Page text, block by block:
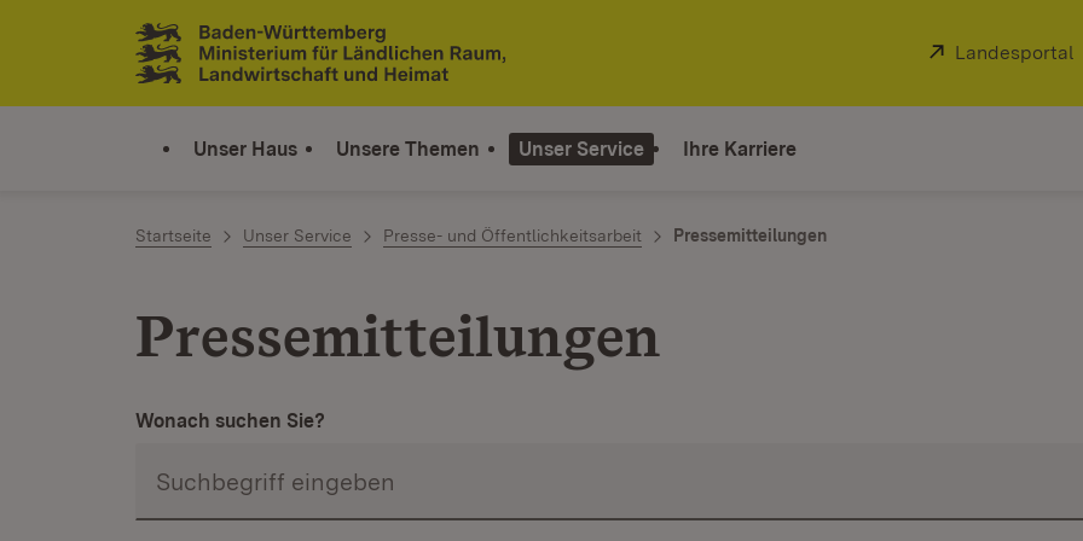
Zum Inhalt springen
Link zur Startseite
Extern:
Landesportal
Unser Haus Unsere Themen Unser Service Ihre Karriere
Startseite Unser Service Presse- und Öffentlichkeitsarbeit Pressemitteilungen
Pressemitteilungen
Wonach suchen Sie?